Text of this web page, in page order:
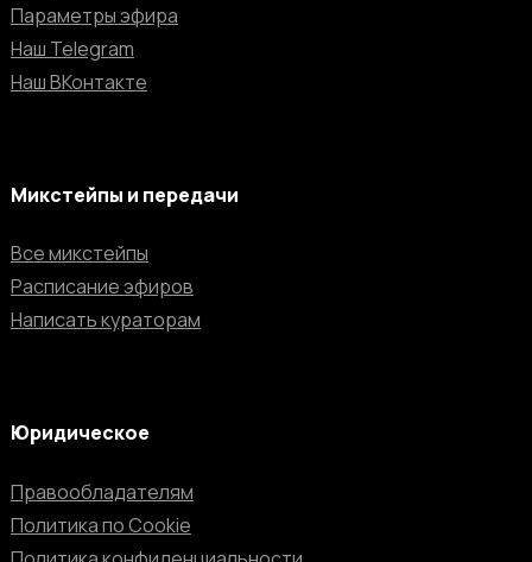
Параметры эфира
Наш Telegram
Наш ВКонтакте
Микстейпы и передачи
Все микстейпы
Расписание эфиров
Написать кураторам
Юридическое
Правообладателям
Политика по Cookie